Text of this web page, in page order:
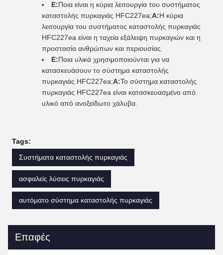
Ε:Ποια είναι η κύρια λειτουργία του συστήματος
καταστολής πυρκαγιάς HFC227ea;Α:Η κύρια
λειτουργία του συστήματος καταστολής πυρκαγιάς
HFC227ea είναι η ταχεία εξάλειψη πυρκαγιών και η
προστασία ανθρώπων και περιουσίας.
Ε:Ποια υλικά χρησιμοποιούνται για να
κατασκευάσουν το σύστημα καταστολής
πυρκαγιάς HFC227ea;Α:Το σύστημα καταστολής
πυρκαγιάς HFC227ea είναι κατασκευασμένο από
υλικό από ανοξείδωτο χάλυβα.
Tags:
Συστήματα καταστολής πυρκαγιάς
ασφαλείς λύσεις πυρκαγιάς
αυτόματο σύστημα καταστολής πυρκαγιάς
Επαφές